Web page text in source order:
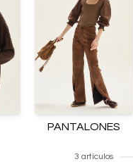
PANTALONES
3 artículos